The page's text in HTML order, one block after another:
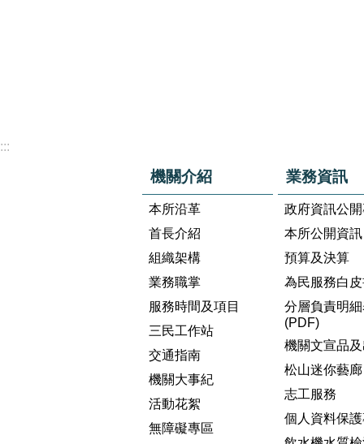
:::
機關介紹
本所沿革
首長介紹
組織架構
業務職掌
服務時間及項目
三民工作站
交通指南
機關大事紀
活動花絮
無障礙專區
業務資訊
政府資訊公
本所公開資訊
預算及決算
為民服務白
分層負責明
(PDF)
機關文宣品
松山迷你藝廊
志工服務
個人資料保